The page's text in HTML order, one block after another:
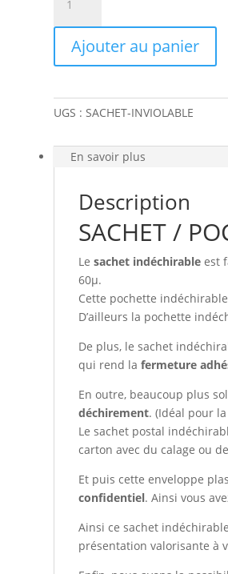
SACHET
INDECHIRABLE
Ajouter au panier
UGS :SACHET-INVIOLABLE
En savoir plus
Description
SACHET /
Lesachet indéchirable est
60µ.
Cette pochette
D’ailleurs la pochette
De plus, le sachet
qui rend lafermeture
En outre, beaucoup plus
déchirement. (Idéal pour
Le sachet postal
carton avec du calage ou
Et puis cette enveloppe
confidentiel. Ainsi vous
Ainsi ce sachet
présentation valorisante à